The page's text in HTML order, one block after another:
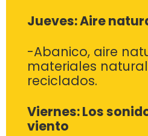
Jueves: Aire
-Abanico, aire
materiales
reciclados.
Viernes: Los
viento